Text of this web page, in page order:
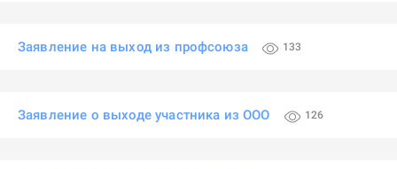
Заявление на выход из профсоюза 133
Заявление о выходе участника из ООО 126